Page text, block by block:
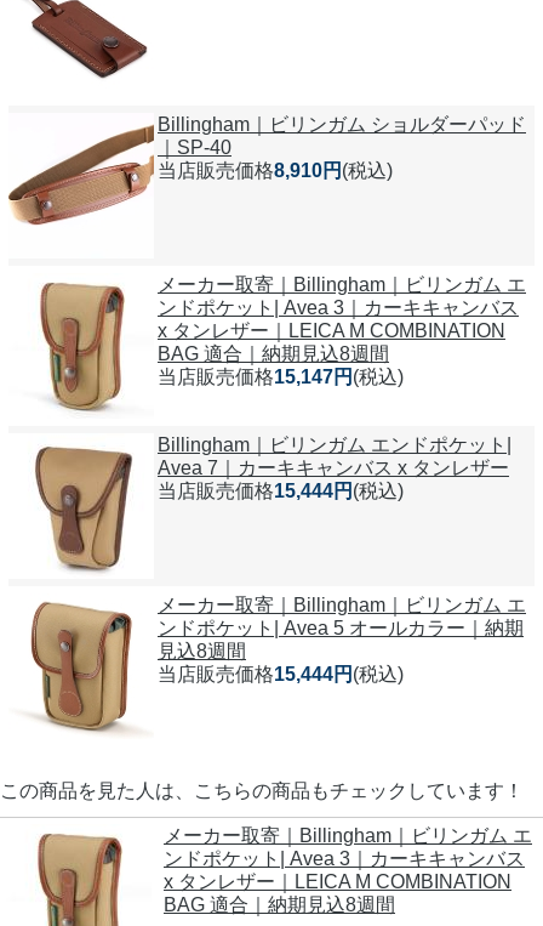
Billingham｜ビリンガム ショルダーパッド
｜SP-40
当店販売価格8,910円 (税込)
メーカー取寄｜Billingham｜ビリンガム エ
ンドポケット| Avea 3｜カーキキャンバス
x タンレザー｜LEICA M COMBINATION
BAG 適合｜納期見込8週間
当店販売価格15,147円 (税込)
Billingham｜ビリンガム エンドポケット|
Avea 7｜カーキキャンバス x タンレザー
当店販売価格15,444円 (税込)
メーカー取寄｜Billingham｜ビリンガム エ
ンドポケット| Avea 5 オールカラー｜納期
見込8週間
当店販売価格15,444円 (税込)
この商品を見た人は、こちらの商品もチェックしています！
メーカー取寄｜Billingham｜ビリンガム エ
ンドポケット| Avea 3｜カーキキャンバス
x タンレザー｜LEICA M COMBINATION
BAG 適合｜納期見込8週間